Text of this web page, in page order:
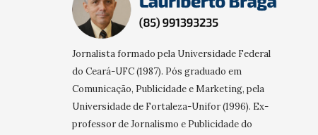
Jornalista formado pela Universidade Federal
do Ceará-UFC (1987). Pós graduado em
Comunicação, Publicidade e Marketing, pela
Universidade de Fortaleza-Unifor (1996). Ex-
professor de Jornalismo e Publicidade do